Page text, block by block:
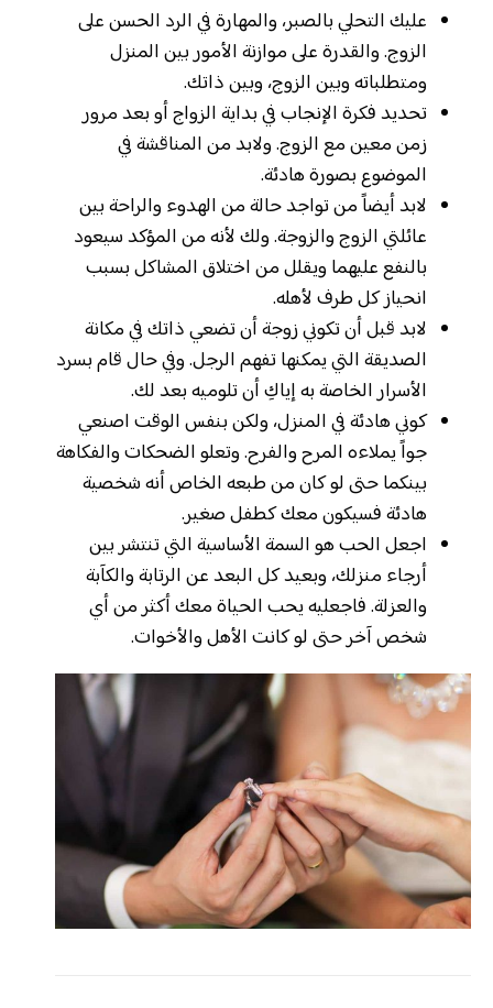
عليك التحلي بالصبر، والمهارة في الرد الحسن على
الزوج. والقدرة على موازنة الأمور بين المنزل
ومتطلباته وبين الزوج، وبين ذاتك.
تحديد فكرة الإنجاب في بداية الزواج أو بعد مرور
زمن معين مع الزوج. ولابد من المناقشة في
الموضوع بصورة هادئة.
لابد أيضاً من تواجد حالة من الهدوء والراحة بين
عائلتي الزوج والزوجة. ولك لأنه من المؤكد سيعود
بالنفع عليهما ويقلل من اختلاق المشاكل بسبب
انحياز كل طرف لأهله.
لابد قبل أن تكوني زوجة أن تضعي ذاتك في مكانة
الصديقة التي يمكنها تفهم الرجل. وفي حال قام بسرد
الأسرار الخاصة به إياكِ أن تلوميه بعد لك.
كوني هادئة في المنزل، ولكن بنفس الوقت اصنعي
جواً يملاءه المرح والفرح. وتعلو الضحكات والفكاهة
بينكما حتى لو كان من طبعه الخاص أنه شخصية
هادئة فسيكون معك كطفل صغير.
اجعل الحب هو السمة الأساسية التي تنتشر بين
أرجاء منزلك، وبعيد كل البعد عن الرتابة والكآبة
والعزلة. فاجعليه يحب الحياة معك أكثر من أي
شخص آخر حتى لو كانت الأهل والأخوات.